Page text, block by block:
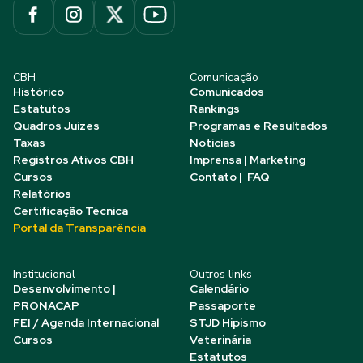
CBH
Histórico
Estatutos
Quadros Juízes
Taxas
Registros Ativos CBH
Cursos
Relatórios
Certificação Técnica
Portal da Transparência
Comunicação
Comunicados
Rankings
Programas e Resultados
Notícias
Imprensa | Marketing
Contato | FAQ
Institucional
Desenvolvimento |
PRONACAP
FEI / Agenda Internacional
Cursos
Outros links
Calendário
Passaporte
STJD Hipismo
Veterinária
Estatutos